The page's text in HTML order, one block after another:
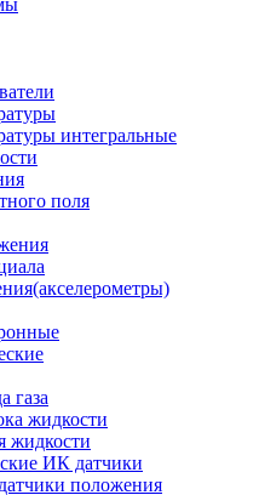
интегральные
поля
газа
жидкости
жидкости
ИК датчики
положения